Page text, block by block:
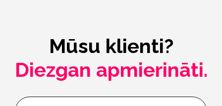
Mūsu klienti?
Diezgan apmierināti.